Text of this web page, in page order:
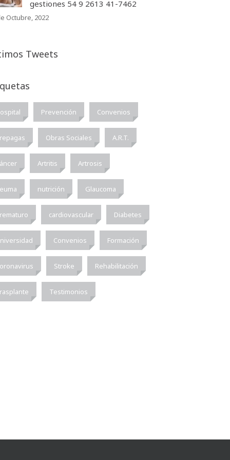
gestiones 54 9 2613 41-7462
Octubre, 2022
Tweets
Prevención Convenios
Obras Sociales A.R.T.
Artritis Artrosis
nutrición Glaucoma
cardiovascular Diabetes
Convenios Formación
Stroke Rehabilitación
Testimonios